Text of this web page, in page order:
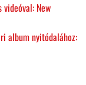
videóval: New
album nyitódalához: